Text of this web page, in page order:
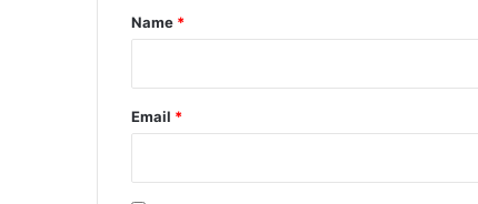
*
Name *
Email *